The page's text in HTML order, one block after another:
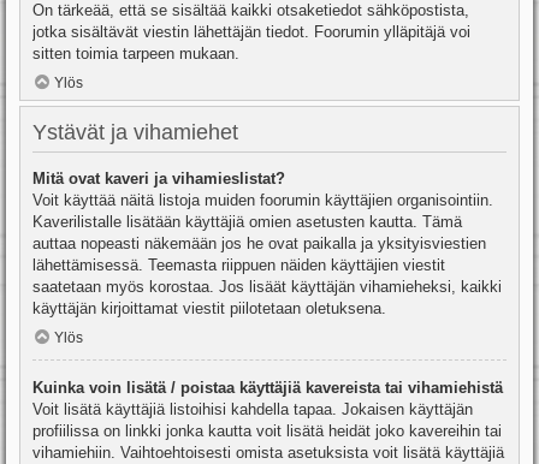
On tärkeää, että se sisältää kaikki otsaketiedot sähköpostista,
jotka sisältävät viestin lähettäjän tiedot. Foorumin ylläpitäjä voi
sitten toimia tarpeen mukaan.
Ylös
Ystävät ja vihamiehet
Mitä ovat kaveri ja vihamieslistat?
Voit käyttää näitä listoja muiden foorumin käyttäjien organisointiin.
Kaverilistalle lisätään käyttäjiä omien asetusten kautta. Tämä
auttaa nopeasti näkemään jos he ovat paikalla ja yksityisviestien
lähettämisessä. Teemasta riippuen näiden käyttäjien viestit
saatetaan myös korostaa. Jos lisäät käyttäjän vihamieheksi, kaikki
käyttäjän kirjoittamat viestit piilotetaan oletuksena.
Ylös
Kuinka voin lisätä / poistaa käyttäjiä kavereista tai vihamiehistä
Voit lisätä käyttäjiä listoihisi kahdella tapaa. Jokaisen käyttäjän
profiilissa on linkki jonka kautta voit lisätä heidät joko kavereihin tai
vihamiehiin. Vaihtoehtoisesti omista asetuksista voit lisätä käyttäjiä